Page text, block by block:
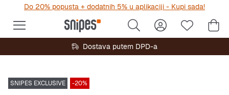
Do 20% popusta + dodatnih 5% u aplikaciji - Kupi sada!
Dostava putem DPD-a
SNIPES EXCLUSIVE -20%